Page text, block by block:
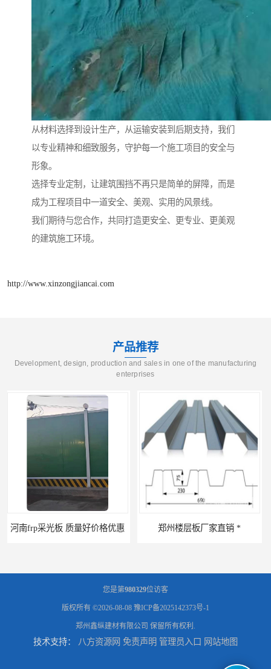
从材料选择到设计生产，从运输安装到后期支持，我们
以专业精神和细致服务，守护每一个施工项目的安全与
形象。
选择专业定制，让建筑围挡不再只是简单的屏障，而是
成为工程项目中一道安全、美观、实用的风景线。
我们期待与您合作，共同打造更安全、更专业、更美观
的建筑施工环境。
http://www.xinzongjiancai.com
产品推荐
Development, design, production and sales in one of the manufacturing
enterprises
郑州楼层板厂家直销 *
您是第980329位访客
版权所有 ©2026-08-08 豫ICP备2025142373号-1
郑州鑫纵建材有限公司 保留所有权利.
技术支持： 八方资源网 免责声明 管理员入口 网站地图